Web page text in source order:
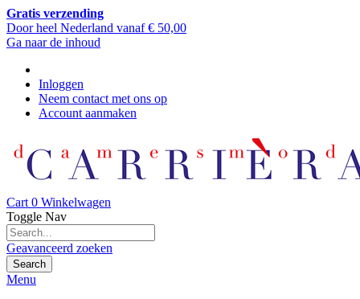
Gratis verzending
Door heel Nederland vanaf € 50,00
Ga naar de inhoud
Inloggen
Neem contact met ons op
Account aanmaken
Cart 0 Winkelwagen
Toggle Nav
Geavanceerd zoeken
Search
Menu